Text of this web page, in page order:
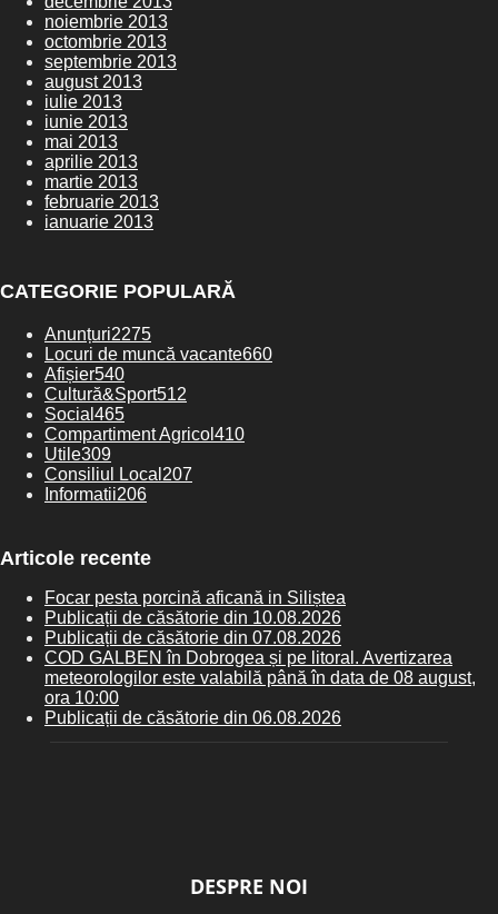
noiembrie 2013
octombrie 2013
septembrie 2013
august 2013
iulie 2013
iunie 2013
mai 2013
aprilie 2013
martie 2013
februarie 2013
ianuarie 2013
CATEGORIE POPULARĂ
Anunțuri2275
Locuri de muncă vacante660
Afișier540
Cultură&Sport512
Social 465
Compartiment Agricol 410
Utile309
Consiliul Local 207
Informatii206
Articole recente
Focar pesta porcină aficană in Siliștea
Publicații de căsătorie din 10.08.2026
Publicații de căsătorie din 07.08.2026
COD GALBEN în Dobrogea și pe litoral. Avertizarea
meteorologilor este valabilă până în data de 08 august,
ora 10:00
Publicații de căsătorie din 06.08.2026
DESPRE NOI